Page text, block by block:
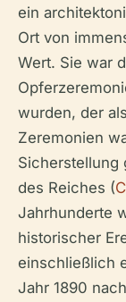
ein
Ort von
Wert. Sie war
wurden, der
Zeremonien
Sicherstellung
des Reiches (
Jahrhunderte
historischer
einschließlich
Jahr 1890